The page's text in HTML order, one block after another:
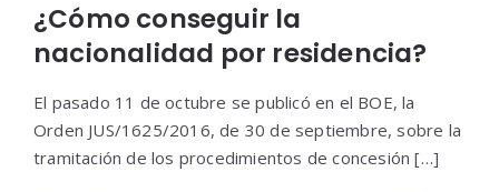
¿Cómo conseguir la
nacionalidad por residencia?
El pasado 11 de octubre se publicó en el BOE, la
Orden JUS/1625/2016, de 30 de septiembre, sobre la
tramitación de los procedimientos de concesión […]